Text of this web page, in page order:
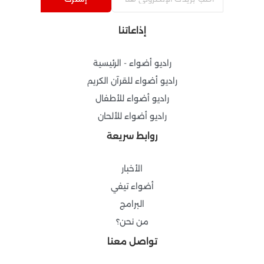
g
u
e
a
r
m
b
-
f
إذاعاتنا
راديو أضواء - الرئيسية
راديو أضواء للقرآن الكريم
راديو أضواء للأطفال
راديو أضواء للألحان
روابط سريعة
الأخبار
أضواء تيفي
البرامج
من نحن؟
تواصل معنا